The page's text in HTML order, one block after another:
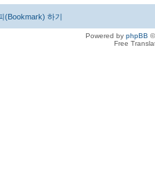
(Bookmark) 하기
Powered by phpBB
Free